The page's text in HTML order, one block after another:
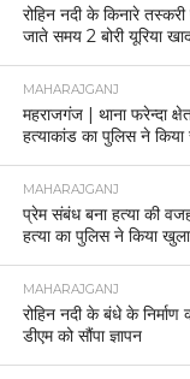
रोहिन नदी के किनारे
जाते समय 2 बोरी यूरिया
MAHARAJGANJ
महराजगंज | थाना फरेन्दा
हत्याकांड का पुलिस ने
MAHARAJGANJ
प्रेम संबंध बना हत्या की
हत्या का पुलिस ने किया
MAHARAJGANJ
रोहिन नदी के बंधे के निर्माण
डीएम को सौंपा ज्ञापन